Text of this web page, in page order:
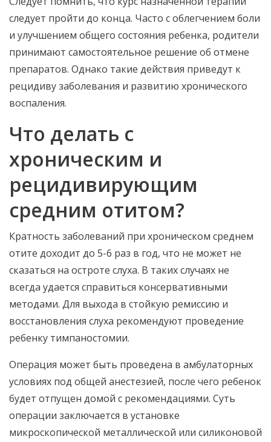
следует пройти до конца. Часто с облегчением боли
и улучшением общего состояния ребенка, родители
принимают самостоятельное решение об отмене
препаратов. Однако такие действия приведут к
рецидиву заболевания и развитию хронического
воспаления.
Что делать с
хроническим и
рецидивирующим
средним отитом?
Кратность заболеваний при хроническом среднем
отите доходит до 5-6 раз в год, что не может не
сказаться на остроте слуха. В таких случаях не
всегда удается справиться консервативными
методами. Для выхода в стойкую ремиссию и
восстановления слуха рекомендуют проведение
ребенку тимпаностомии.
Операция может быть проведена в амбулаторных
условиях под общей анестезией, после чего ребенок
будет отпущен домой с рекомендациями. Суть
операции заключается в установке
микроскопической металлической или силиконовой